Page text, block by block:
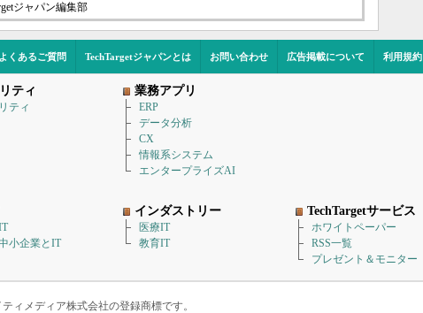
ジャパン編集部
よくあるご質問 TechTargetジャパンとは お問い合わせ 広告掲載について 利用規約
ティ
ティ
業務アプリ
ERP
データ分析
CX
情報系システム
エンタープライズAI
小企業とIT
インダストリー
医療IT
教育IT
TechTargetサービス
ホワイトペーパー
RSS一覧
プレゼント＆モニター
ティメディア株式会社の登録商標です。